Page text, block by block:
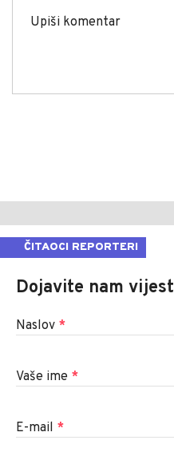
ČITAOCI REPORTERI
Dojavite nam vijest
Naslov *
Vaše ime *
E-mail *